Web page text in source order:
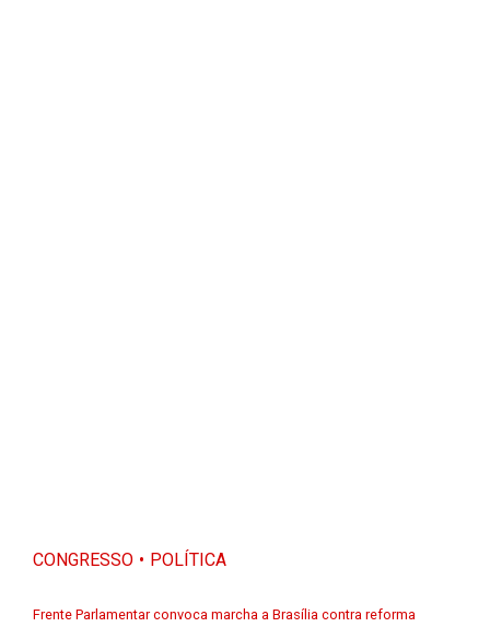
CONGRESSO POLÍTICA
Frente Parlamentar convoca marcha a Brasília contra reforma